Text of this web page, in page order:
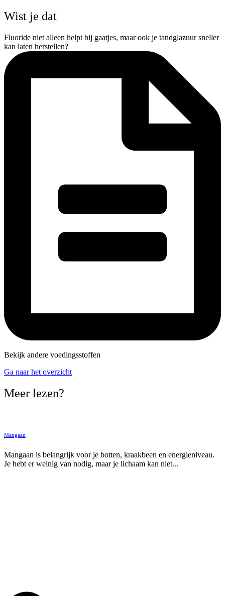
Wist je dat
Fluoride niet alleen helpt bij gaatjes, maar ook je tandglazuur sneller
kan laten herstellen?
Bekijk andere voedingsstoffen
Ga naar het overzicht
Meer lezen?
Mangaan
Mangaan is belangrijk voor je botten, kraakbeen en energieniveau.
Je hebt er weinig van nodig, maar je lichaam kan niet...